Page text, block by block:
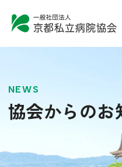
NEWS
協会からのお